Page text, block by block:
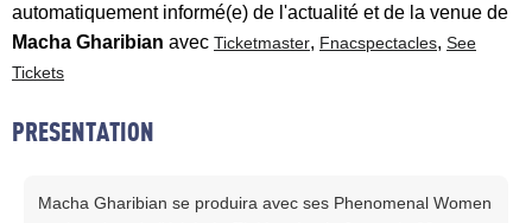
automatiquement informé(e) de l'actualité et de la venue de
Macha Gharibian avec Ticketmaster, Fnacspectacles, See
Tickets
PRESENTATION
Macha Gharibian se produira avec ses Phenomenal Women